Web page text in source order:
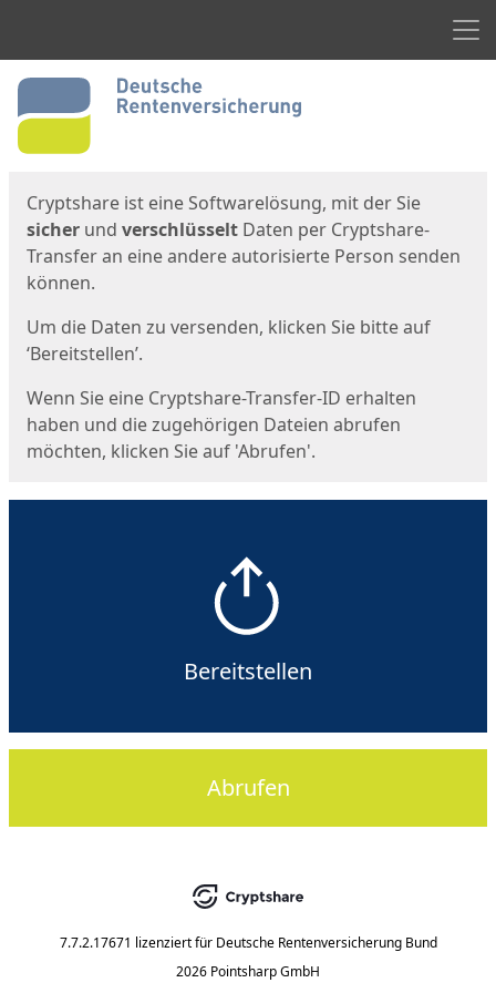
Start
Cryptshare ist eine Softwarelösung, mit der Sie
sicher und verschlüsselt Daten per Cryptshare-
Transfer an eine andere autorisierte Person senden
können.
Um die Daten zu versenden, klicken Sie bitte auf
‘Bereitstellen’.
Wenn Sie eine Cryptshare-Transfer-ID erhalten
haben und die zugehörigen Dateien abrufen
möchten, klicken Sie auf 'Abrufen'.
Bereitstellen
Abrufen
7.7.2.17671 lizenziert für Deutsche Rentenversicherung Bund
2026 Pointsharp GmbH